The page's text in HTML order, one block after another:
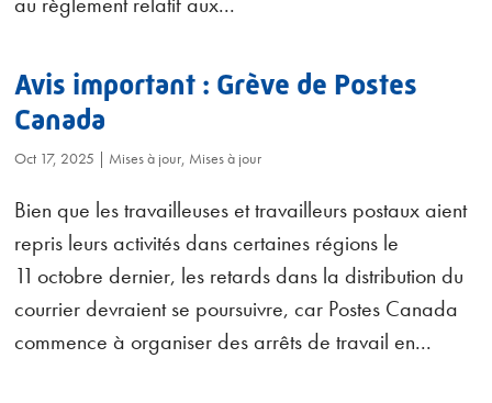
Avis important : Grève de Postes
Canada
Oct 17, 2025 | Mises à jour, Mises à jour
Bien que les travailleuses et travailleurs postaux aient
repris leurs activités dans certaines régions le
11 octobre dernier, les retards dans la distribution du
courrier devraient se poursuivre, car Postes Canada
commence à organiser des arrêts de travail en...